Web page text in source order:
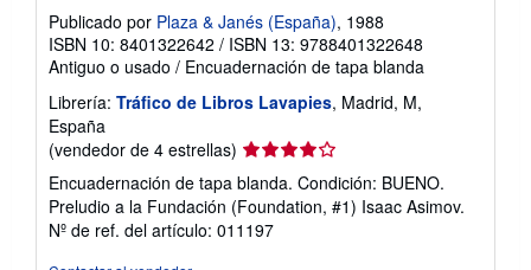
Publicado por Plaza & Janés (España), 1988
ISBN 10: 8401322642 / ISBN 13: 9788401322648
Antiguo o usado / Encuadernación de tapa blanda
Librería: Tráfico de Libros Lavapies, Madrid, M,
España
(vendedor de 4 estrellas) Calificación
del
vendedor:
4
de
Encuadernación de tapa blanda. Condición: BUENO.
Preludio a la Fundación (Foundation, #1) Isaac Asimov.
Nº de ref. del artículo: 011197